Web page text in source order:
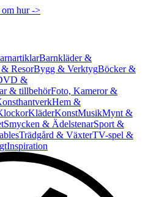
hur ->
Barnkläder &
ResorBygg & VerktygBöcker &
&
& tillbehörFoto, Kameror &
Hem &
KläderKonstMusikMynt &
Smycken & ÄdelstenarSport &
Trädgård & VäxterTV-spel &
Inspiration